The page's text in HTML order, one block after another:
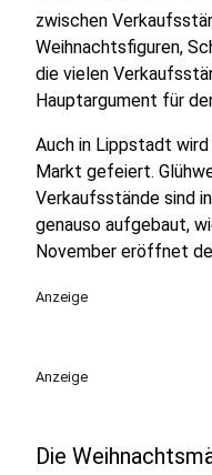
zwischen
Weihnachtsfiguren,
die vielen
Hauptargument für
Auch in Lippstadt
Markt gefeiert.
Verkaufsstände sind
genauso aufgebaut,
November eröffnet
Anzeige
Anzeige
Die